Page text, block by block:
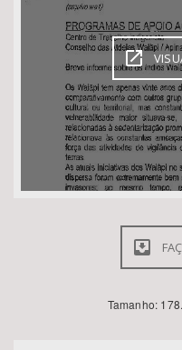
Área de Levantamento
Área Protegida
Tamanho: